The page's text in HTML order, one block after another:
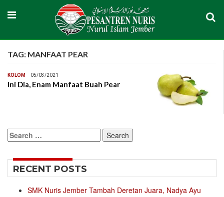
TAG: MANFAAT PEAR
KOLOM 05/03/2021
Ini Dia, Enam Manfaat Buah Pear
Search
for:
RECENT POSTS
SMK Nuris Jember Tambah Deretan Juara, Nadya Ayu